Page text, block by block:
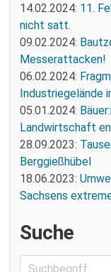
14.02.2024: 11.
nicht satt.
09.02.2024:
Messerattacken!
06.02.2024:
Industriegelände
05.01.2024:
Landwirtschaft
28.09.2023:
Berggießhübel
18.06.2023:
Sachsens
Suche